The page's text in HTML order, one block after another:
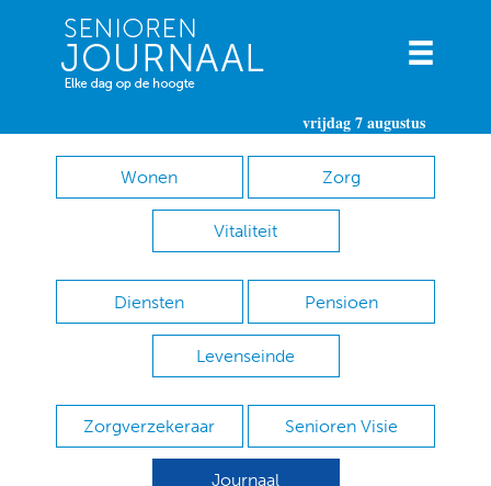
vrijdag 7 augustus
Wonen Zorg
Vitaliteit
Diensten Pensioen
Levenseinde
Zorgverzekeraar Senioren Visie
Journaal